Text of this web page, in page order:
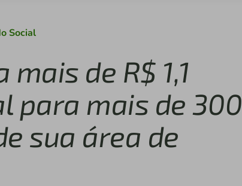
Social
de R$ 1,1
para mais de 300
sua área de